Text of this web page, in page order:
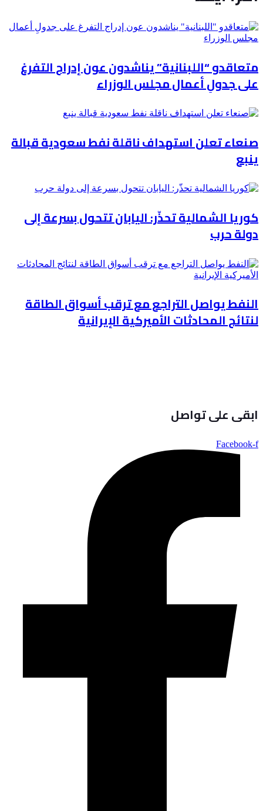
متعاقدو “اللبنانية” يناشدون عون إدراج التفرغ
على جدولِ أعمال مجلس الوزراء
صنعاء تعلن استهداف ناقلة نفط سعودية قبالة
ينبع
كوريا الشمالية تحذّر: اليابان تتحول بسرعة إلى
دولة حرب
النفط يواصل التراجع مع ترقب أسواق الطاقة
لنتائج المحادثات الأميركية الإيرانية
ابقى على تواصل
Facebook-f